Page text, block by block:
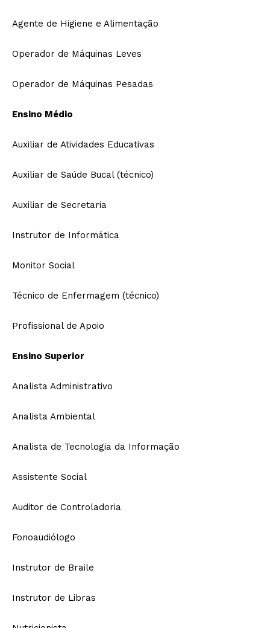
Agente de Higiene e Alimentação
Operador de Máquinas Leves
Operador de Máquinas Pesadas
Ensino Médio
Auxiliar de Atividades Educativas
Auxiliar de Saúde Bucal (técnico)
Auxiliar de Secretaria
Instrutor de Informática
Monitor Social
Técnico de Enfermagem (técnico)
Profissional de Apoio
Ensino Superior
Analista Administrativo
Analista Ambiental
Analista de Tecnologia da Informação
Assistente Social
Auditor de Controladoria
Fonoaudiólogo
Instrutor de Braile
Instrutor de Libras